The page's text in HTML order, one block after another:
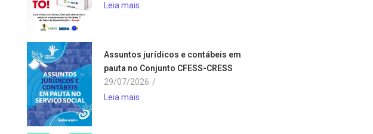
Leia mais
Assuntos jurídicos e contábeis em
pauta no Conjunto CFESS-CRESS
29/07/2026 /
Leia mais